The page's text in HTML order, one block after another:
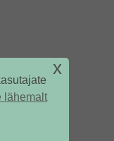
lähemalt
x